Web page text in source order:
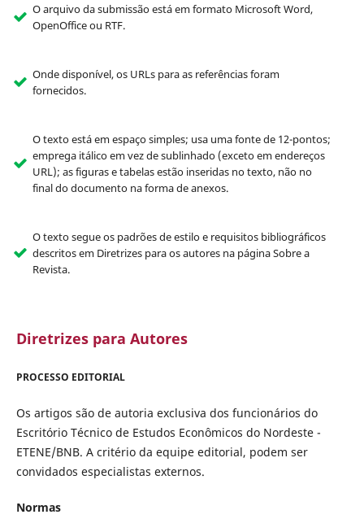
O arquivo da submissão está em formato Microsoft Word,
OpenOffice ou RTF.
Onde disponível, os URLs para as referências foram
fornecidos.
O texto está em espaço simples; usa uma fonte de 12-pontos;
emprega itálico em vez de sublinhado (exceto em endereços
URL); as figuras e tabelas estão inseridas no texto, não no
final do documento na forma de anexos.
O texto segue os padrões de estilo e requisitos bibliográficos
descritos em Diretrizes para os autores na página Sobre a
Revista.
Diretrizes para Autores
PROCESSO EDITORIAL
Os artigos são de autoria exclusiva dos funcionários do
Escritório Técnico de Estudos Econômicos do Nordeste -
ETENE/BNB. A critério da equipe editorial, podem ser
convidados especialistas externos.
Normas